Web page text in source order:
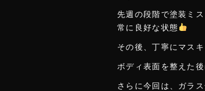
先週の段階で塗装ミ
常に良好な状態
その後、丁寧にマス
ボディ表面を整えた
さらに今回は、ガラ